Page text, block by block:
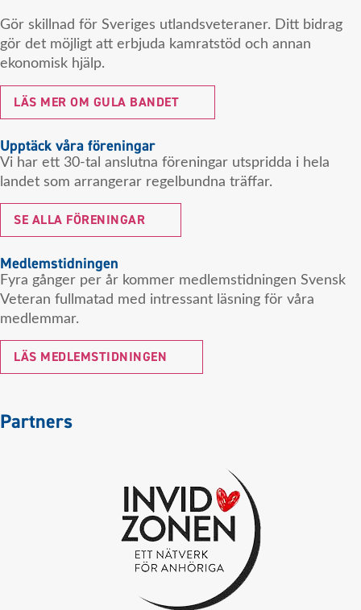
Gör skillnad för Sveriges utlandsveteraner. Ditt bidrag
gör det möjligt att erbjuda kamratstöd och annan
ekonomisk hjälp.
LÄS MER OM GULA BANDET
Upptäck våra föreningar
Vi har ett 30-tal anslutna föreningar utspridda i hela
landet som arrangerar regelbundna träffar.
SE ALLA FÖRENINGAR
Medlemstidningen
Fyra gånger per år kommer medlemstidningen Svensk
Veteran fullmatad med intressant läsning för våra
medlemmar.
LÄS MEDLEMSTIDNINGEN
Partners